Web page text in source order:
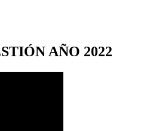
AÑO 2022